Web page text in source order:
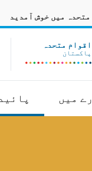
متحدہ میں خوش آمدید
اقوام متحدہ
پاکستان
میں